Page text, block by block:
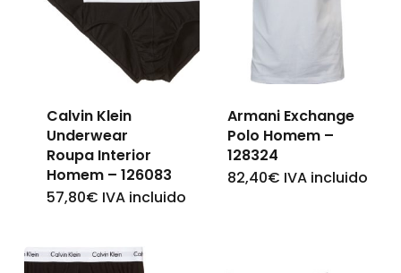
Calvin Klein
Underwear
Roupa Interior
Homem – 126083
57,80€ IVA incluido
This
has
Armani Exchange
Polo Homem –
128324
82,40€ IVA incluido
This